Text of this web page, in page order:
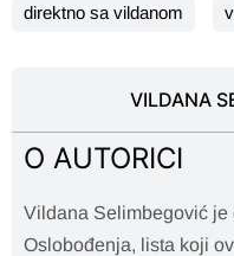
direktno sa vildanom
VILDANA
O AUTORICI
Vildana Selimbegović je
Oslobođenja, lista koji